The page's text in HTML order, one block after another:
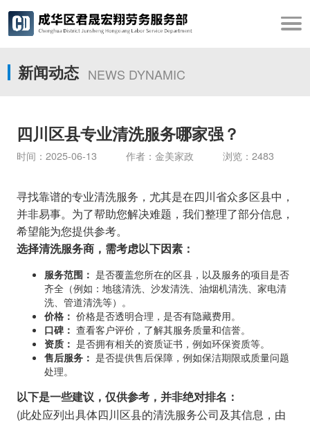
新闻动态 NEWS DYNAMIC
四川区县专业清洗服务哪家强？
时间：2025-06-13 作者：金美家政 浏览：2483
寻找靠谱的专业清洗服务，尤其是在四川省众多区县中，
并非易事。为了帮助您解决难题，我们整理了部分信息，
希望能为您提供参考。
选择清洗服务商，需考虑以下因素：
服务范围： 是否覆盖您所在的区县，以及服务的项目是否
齐全（例如：地毯清洗、沙发清洗、油烟机清洗、家电清
洗、管道清洗等）。
价格： 价格是否透明合理，是否有隐藏费用。
口碑： 查看客户评价，了解其服务质量和信誉。
资质： 是否拥有相关的资质证书，例如环保资质等。
售后服务： 是否提供售后保障，例如保洁期限或质量问题
处理。
以下是一些建议，仅供参考，并非绝对排名：
(此处应列出具体四川区县的清洗服务公司及其信息，由